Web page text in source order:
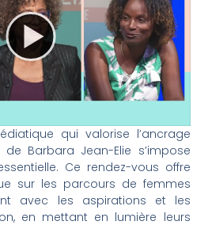
qui valorise l’ancrage
de Barbara Jean-Elie s’impose
Ce rendez-vous offre
sur les parcours de femmes
avec les aspirations et les
en mettant en lumière leurs